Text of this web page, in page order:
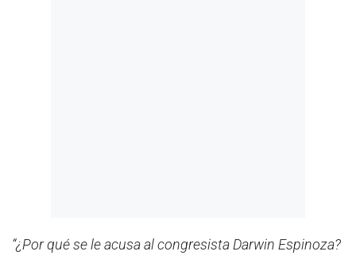
“¿Por qué se le acusa al congresista Darwin Espinoza?